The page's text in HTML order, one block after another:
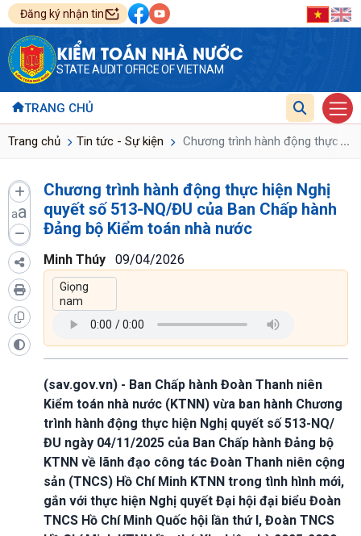
Đăng ký nhận tin
KIỂM TOÁN NHÀ NƯỚC
STATE AUDIT OFFICE OF VIETNAM
TRANG CHỦ
Trang chủ Tin tức - Sự kiện Chương trình hành động thực ...
aa
Chương trình hành động thực hiện Nghị
quyết số 513-NQ/ĐU của Ban Chấp hành
Đảng bộ Kiểm toán nhà nước
Minh Thúy 09/04/2026
(sav.gov.vn) - Ban Chấp hành Đoàn Thanh niên
Kiểm toán nhà nước (KTNN) vừa ban hành Chương
trình hành động thực hiện Nghị quyết số 513-NQ/
ĐU ngày 04/11/2025 của Ban Chấp hành Đảng bộ
KTNN về lãnh đạo công tác Đoàn Thanh niên cộng
sản (TNCS) Hồ Chí Minh KTNN trong tình hình mới,
gắn với thực hiện Nghị quyết Đại hội đại biểu Đoàn
TNCS Hồ Chí Minh Quốc hội lần thứ I, Đoàn TNCS